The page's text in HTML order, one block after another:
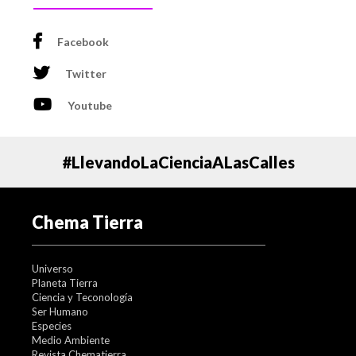
reflexión de la luz de nuestro satélite, no permitirá una
Observatory” llevará a cabo una transmisión en vivo de
esta lluvia de meteoros a través del canal de la NASA
www.space.com)
sutil, asegúrate de acudir a algún lugar agradable y
Facebook
Twitter
Youtube
#LlevandoLaCienciaALasCalles
Chema Tierra
Universo
Planeta Tierra
Ciencia y Teconología
Ser Humano
Especies
Medio Ambiente